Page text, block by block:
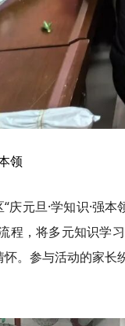
领
庆元旦·学知识·强
程，将多元知识学
。参与活动的家